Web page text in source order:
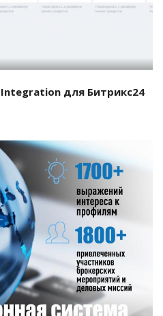
для Битрикс24
проект